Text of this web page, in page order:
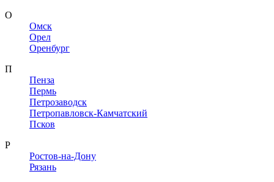
О
Омск
Орел
Оренбург
П
Пенза
Пермь
Петрозаводск
Петропавловск-Камчатский
Псков
Р
Ростов-на-Дону
Рязань